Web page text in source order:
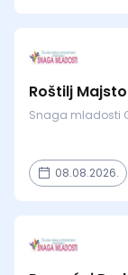
Roštilj
Snaga mladosti
08.08.2026.